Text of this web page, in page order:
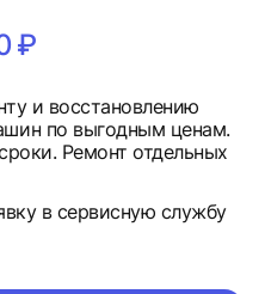
₽
и восстановлению
по выгодным ценам.
Ремонт отдельных
в сервисную службу